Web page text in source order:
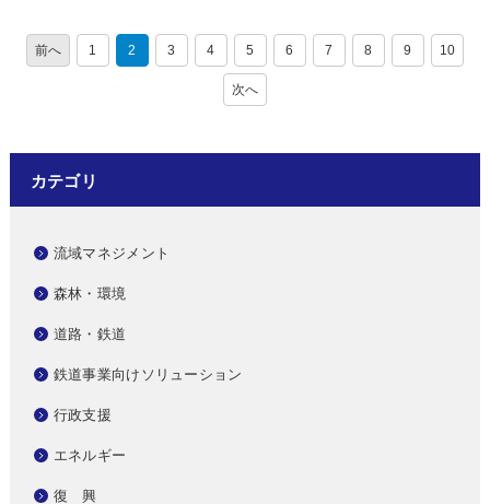
1 2 3 4 5 6 7 8 9 10
カテゴリ
流域マネジメント
森林・環境
道路・鉄道
鉄道事業向けソリューション
行政支援
エネルギー
復 興